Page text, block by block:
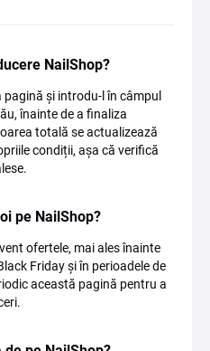
NailShop?
și introdu-l în câmpul
înainte de a finaliza
totală se actualizează
condiții, așa că verifică
pe NailShop?
ofertele, mai ales înainte
Friday și în perioadele de
această pagină pentru a